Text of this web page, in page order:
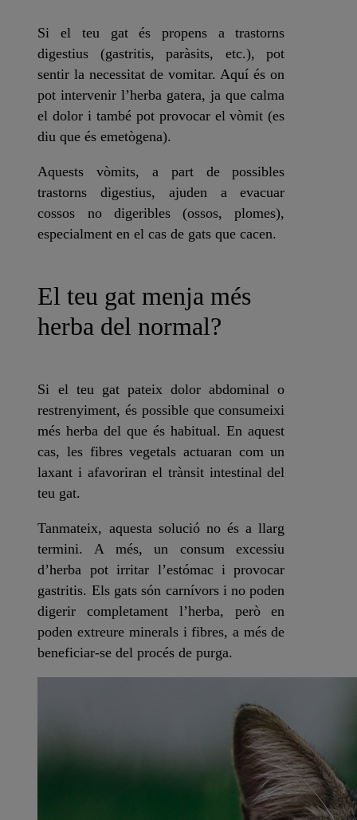
Si el teu gat és propens a trastorns
digestius (gastritis, paràsits, etc.), pot
sentir la necessitat de vomitar. Aquí és on
pot intervenir l’herba gatera, ja que calma
el dolor i també pot provocar el vòmit (es
diu que ésemetògena).
Aquests vòmits, a part de possibles
trastorns digestius, ajuden a evacuar
cossos no digeribles (ossos, plomes),
especialment en el cas de gats que cacen.
El teu gat menja més
herba del normal?
Si el teu gat pateix dolor abdominal o
restrenyiment, és possible que consumeixi
més herba del que és habitual. En aquest
cas, les fibres vegetals actuaran com un
laxant i afavoriran el trànsit intestinal del
teu gat.
Tanmateix, aquesta solució no és a llarg
termini. A més, un consum excessiu
d’herba pot irritar l’estómac i provocar
gastritis. Els gats són carnívors i no poden
digerir completament l’herba, però en
poden extreure minerals i fibres, a més de
beneficiar-se del procés de purga.